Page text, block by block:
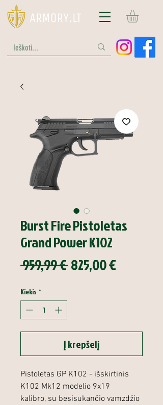
Burst Fire Pistoletas
Grand Power K102
959,99 € Įprastinė
825,00 €Pardavimo
Kiekis *
Į krepšelį
Pistoletas GP K102 - išskirtinis
K102 Mk12 modelio 9x19
kalibro, su besisukančio vamzdžio